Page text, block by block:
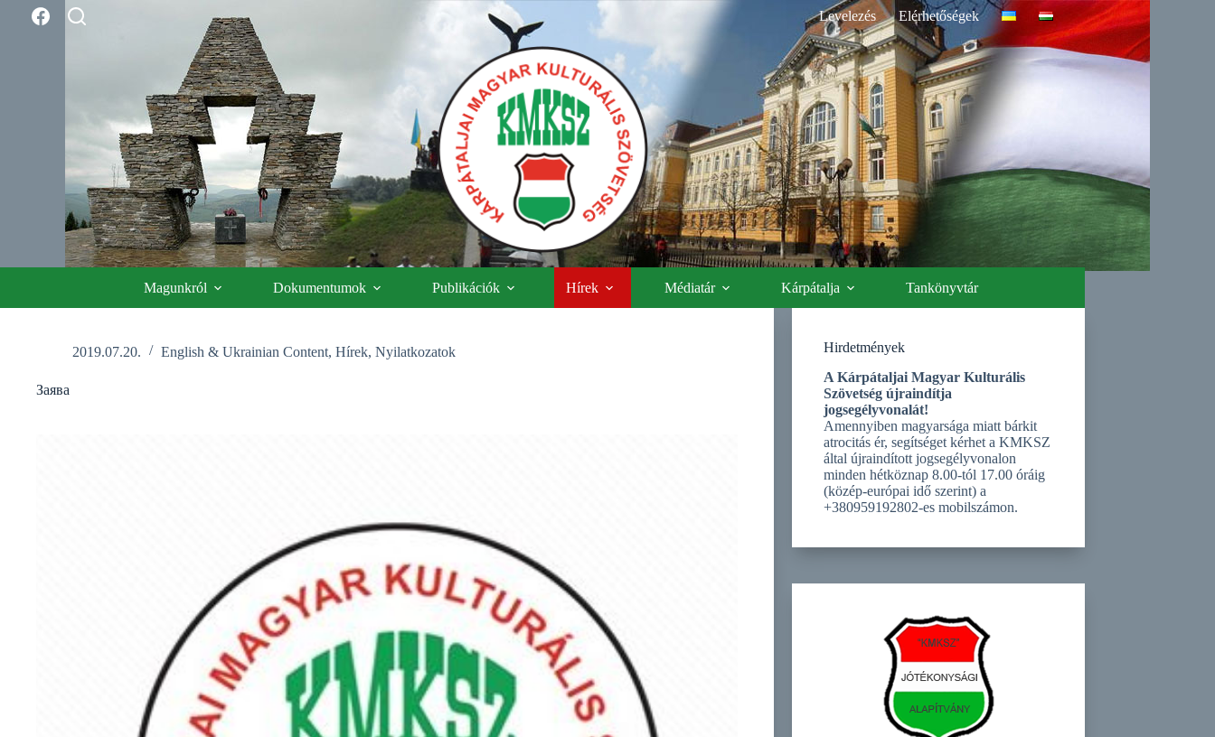
Levelezés Elérhetőségek
Magunkról Dokumentumok Publikációk Hírek Médiatár Kárpátalja Tankönyvtár
2019.07.20. English & Ukrainian Content, Hírek, Nyilatkozatok
Заява
Hirdetmények
A Kárpátaljai Magyar Kulturális
Szövetség újraindítja
jogsegélyvonalát!
Amennyiben magyarsága miatt bárkit
atrocitás ér, segítséget kérhet a KMKSZ
által újraindított jogsegélyvonalon
minden hétköznap 8.00-tól 17.00 óráig
(közép-európai idő szerint) a
+380959192802-es mobilszámon.